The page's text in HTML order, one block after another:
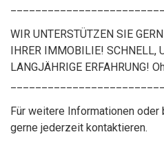
WIR UNTERSTÜTZEN SIE
IHRER IMMOBILIE! SCHNELL,
LANGJÄHRIGE ERFAHRUNG!
Für weitere Informationen oder
gerne jederzeit kontaktieren.